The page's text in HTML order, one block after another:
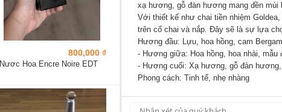
800,000 ₫
Nươc Hoa Encre Noire EDT
xạ hương, gỗ đàn hương mang đền
Với thiết kế như chai tiền nhiệm Goldea,
trên cổ chai và nắp. Đây sẽ là sự lựa
Hương đầu: Lựu, hoa hồng, cam
- Hương giữa: Hoa hồng, hoa nhài, mẫu
- Hương cuối: Xạ hương, gỗ đàn
Phong cách: Tinh tế, nhẹ nhàng